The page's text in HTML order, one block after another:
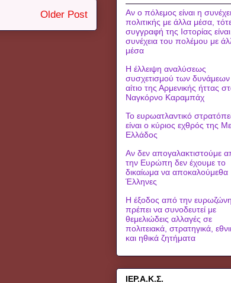
Older Post
Αν ο πόλεμος είναι η
πολιτικής με άλλα μέσα,
συγγραφή της Ιστορίας
συνέχεια του πολέμου με
μέσα
Η έλλειψη αναλύσεως
συσχετισμού των
αίτιο της Αρμενικής ήττας
Ναγκόρνο Καραμπάχ
Το ευρωατλαντικό
είναι ο κύριος εχθρός της
Ελλάδος
Αν δεν απογαλακτιστούμε
την Ευρώπη δεν έχουμε το
δικαίωμα να αποκαλούμεθα
Έλληνες
Η έξοδος από την ευρωζώνη
πρέπει να συνοδευτεί με
θεμελιώδεις αλλαγές σε
πολιτειακά, στρατηγικά,
και ηθικά ζητήματα
ΙΕΡ.Α.Κ.Σ.